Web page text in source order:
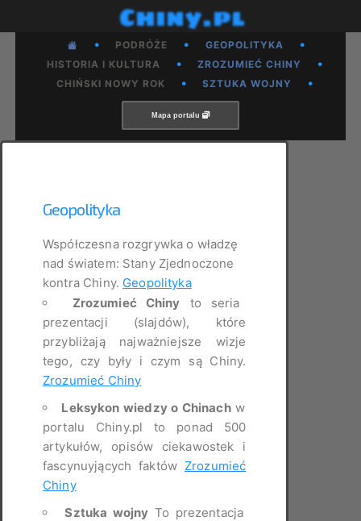
Chiny.pl
• PODRÓŻE • GEOPOLITYKA •
HISTORIA I KULTURA • ZROZUMIEĆ CHINY •
CHIŃSKI NOWY ROK • SZTUKA WOJNY •
Mapa portalu
Geopolityka
Współczesna rozgrywka o władzę
nad światem: Stany Zjednoczone
kontra Chiny. Geopolityka
Zrozumieć Chiny to seria
prezentacji (slajdów), które
przybliżają najważniejsze wizje
tego, czy były i czym są Chiny.
Zrozumieć Chiny
Leksykon wiedzy o Chinachw
portalu Chiny.pl to ponad 500
artykułów, opisów ciekawostek i
fascynuyjących faktów Zrozumieć
Chiny
Sztuka wojny To prezentacja